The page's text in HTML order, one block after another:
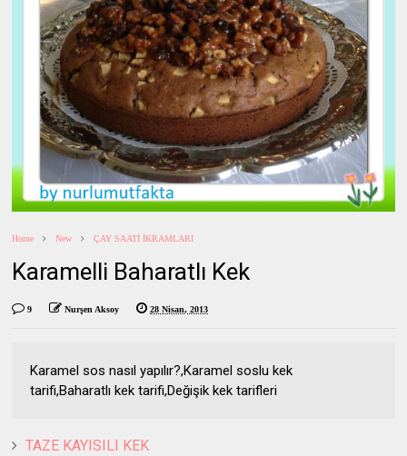
Home New ÇAY SAATİ İKRAMLARI
Karamelli Baharatlı Kek
9 Nurşen Aksoy 28 Nisan, 2013
Karamel sos nasıl yapılır?,Karamel soslu kek
tarifi,Baharatlı kek tarifi,Değişik kek tarifleri
TAZE KAYISILI KEK